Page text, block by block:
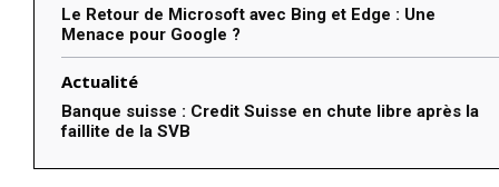
Le Retour de Microsoft avec Bing et Edge : Une
Menace pour Google ?
Actualité
Banque suisse : Credit Suisse en chute libre après la
faillite de la SVB